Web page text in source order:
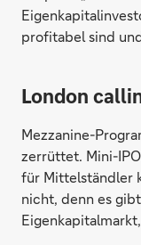
profitabel sind
London
Mezzanine-
zerrüttet. Mini-
für Mittelständler
nicht, denn es